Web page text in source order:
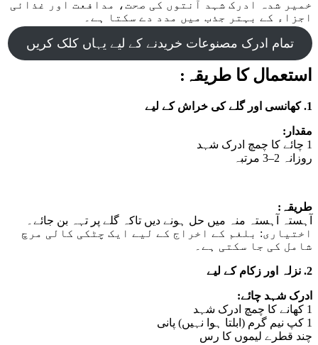
خمیر شدہ ادرک شہد آنتوں کی صحت، مدافعت اور غذائی
اجزاء کے بہتر جذب میں مدد دے سکتا ہے۔
تمام ادرک مصنوعات خریدنے کے لیے یہاں کلک کریں
استعمال کا طریقہ:
1. کھانسی اور گلے کی خراش کے لیے
مقدار:
1 چائے کا چمچ ادرک شہد
روزانہ 2–3 مرتبہ
طریقہ:
آہستہ آہستہ منہ میں حل ہونے دیں تاکہ گلے پر تہہ بن جائے۔
اختیاری: بلغم کے اخراج کے لیے ایک چٹکی کالی مرچ
شامل کی جا سکتی ہے۔
2. نزلہ اور زکام کے لیے
ادرک شہد چائے:
1 کھانے کا چمچ ادرک شہد
1 کپ نیم گرم (ابلتا ہوا نہیں) پانی
چند قطرے لیموں کا رس